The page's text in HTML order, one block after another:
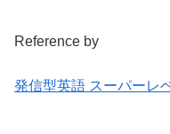
Reference by
発信型英語 スーパーレ